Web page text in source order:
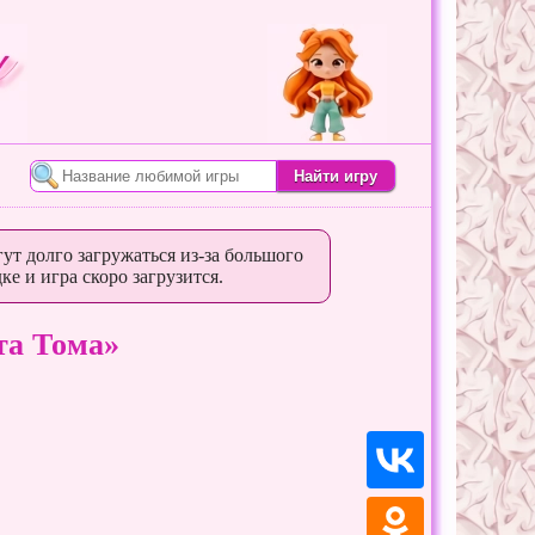
долго загружаться из-за большого
и игра скоро загрузится.
Тома»